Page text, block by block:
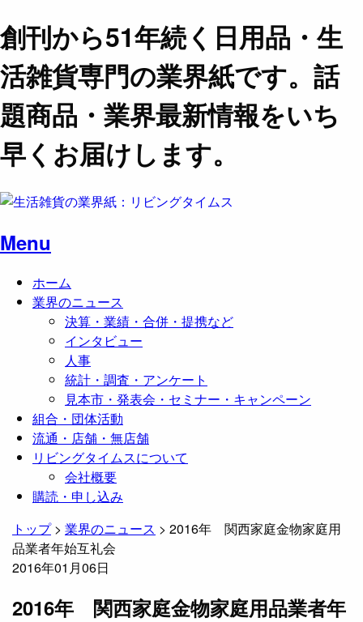
創刊から51年続く日用品・生
活雑貨専門の業界紙です。話
題商品・業界最新情報をいち
早くお届けします。
Menu
ホーム
業界のニュース
決算・業績・合併・提携など
インタビュー
人事
統計・調査・アンケート
見本市・発表会・セミナー・キャンペーン
組合・団体活動
流通・店舗・無店舗
リビングタイムスについて
会社概要
購読・申し込み
トップ> 業界のニュース > 2016年 関西家庭金物家庭用
品業者年始互礼会
2016年01月06日
2016年 関西家庭金物家庭用品業者年